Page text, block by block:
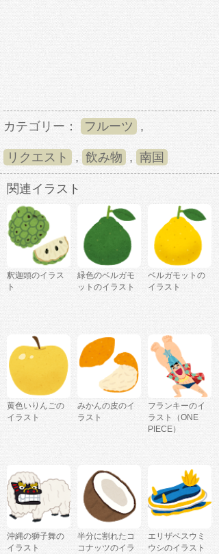
カテゴリー： フルーツ ,
リクエスト , 飲み物 , 南国
関連イラスト
釈迦頭のイラス
ト
緑色のベルガモ
ットのイラスト
ベルガモットの
イラスト
黄色いりんごの
イラスト
みかんの皮のイ
ラスト
フランキーのイ
ラスト（ONE
PIECE）
沖縄の獅子舞の
イラスト
半分に割れたコ
コナッツのイラ
エリザベスウミ
ウシのイラスト